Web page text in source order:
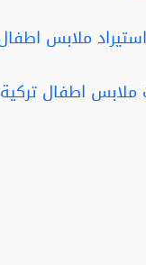
اطفال تركية